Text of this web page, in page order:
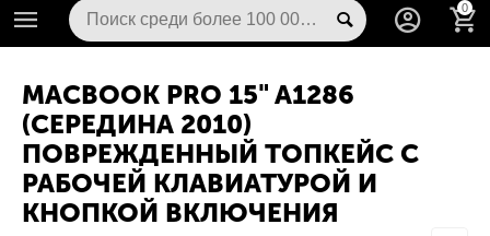
0
MACBOOK PRO 15" A1286
(СЕРЕДИНА 2010)
ПОВРЕЖДЕННЫЙ ТОПКЕЙС С
РАБОЧЕЙ КЛАВИАТУРОЙ И
КНОПКОЙ ВКЛЮЧЕНИЯ